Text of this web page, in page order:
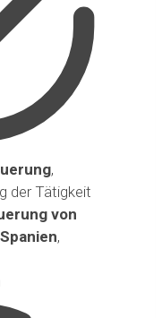
,
der Tätigkeit
von
,